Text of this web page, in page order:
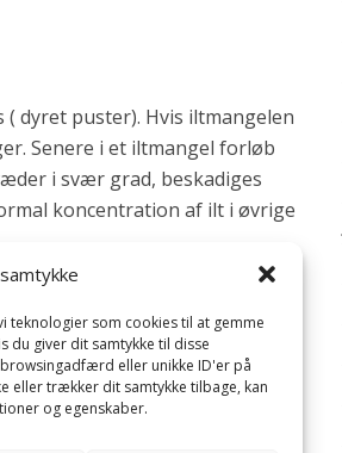
teknologier som cookies til at gemme
du giver dit samtykke til disse
eller unikke ID'er på
eller trækker dit samtykke tilbage, kan
og egenskaber.
dyret puster). Hvis iltmangelen
Senere i et iltmangel forløb
i svær grad, beskadiges
koncentration af ilt i øvrige
som f.eks. kan vise sig som
væv er blevet
end normalt. Det kan skyldes,